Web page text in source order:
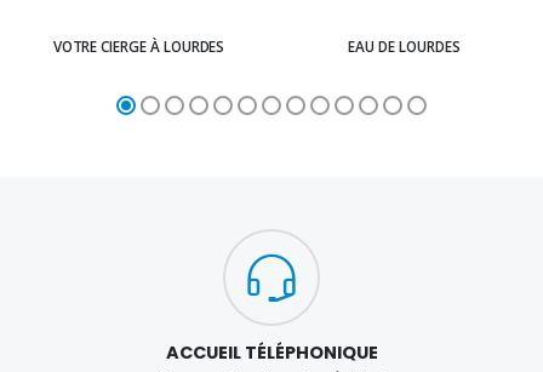
VOTRE CIERGE À LOURDES EAU DE LOURDES
ACCUEIL TÉLÉPHONIQUE